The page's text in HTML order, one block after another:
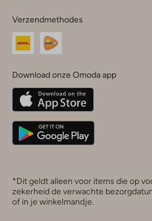
je
land
Nederland
Belgique(Français)
Deutschland
Verzendmethodes
Download onze Omoda app
*Dit geldt alleen voor items die op
zekerheid de verwachte
of in je winkelmandje.